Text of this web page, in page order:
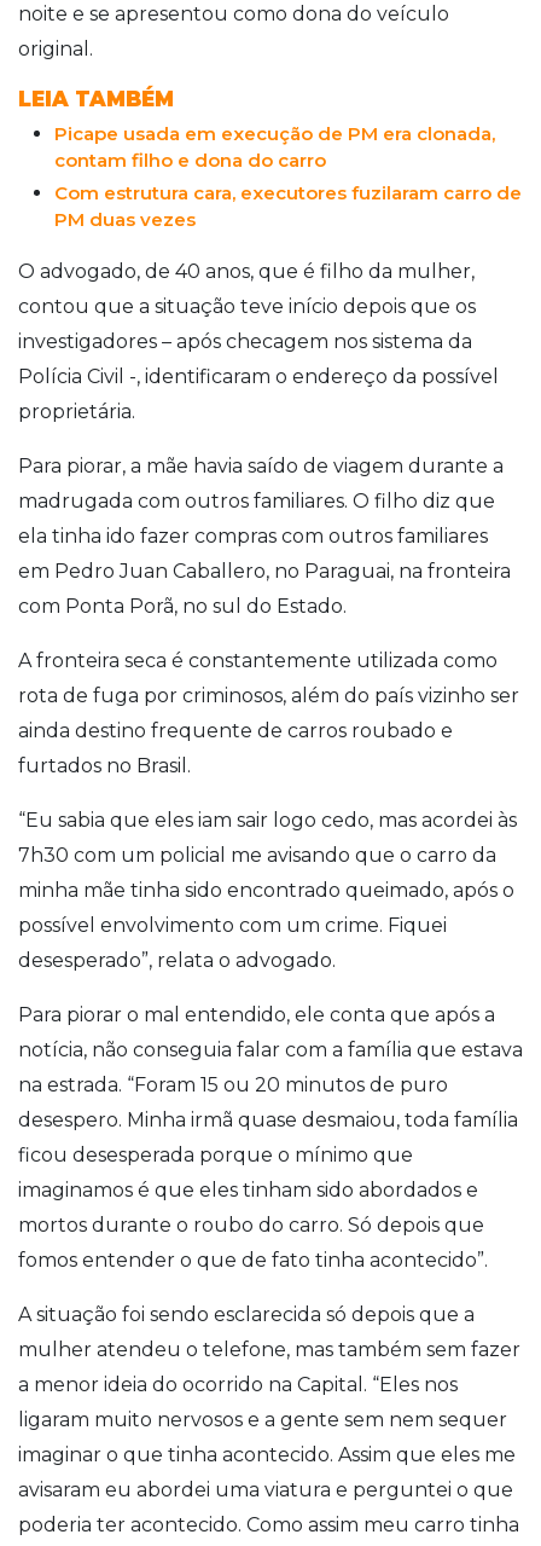
noite e se apresentou como dona do veículo
original.
LEIA TAMBÉM
Picape usada em execução de PM era clonada,
contam filho e dona do carro
Com estrutura cara, executores fuzilaram carro de
PM duas vezes
O advogado, de 40 anos, que é filho da mulher,
contou que a situação teve início depois que os
investigadores – após checagem nos sistema da
Polícia Civil -, identificaram o endereço da possível
proprietária.
Para piorar, a mãe havia saído de viagem durante a
madrugada com outros familiares. O filho diz que
ela tinha ido fazer compras com outros familiares
em Pedro Juan Caballero, no Paraguai, na fronteira
com Ponta Porã, no sul do Estado.
A fronteira seca é constantemente utilizada como
rota de fuga por criminosos, além do país vizinho ser
ainda destino frequente de carros roubado e
furtados no Brasil.
“Eu sabia que eles iam sair logo cedo, mas acordei às
7h30 com um policial me avisando que o carro da
minha mãe tinha sido encontrado queimado, após o
possível envolvimento com um crime. Fiquei
desesperado”, relata o advogado.
Para piorar o mal entendido, ele conta que após a
notícia, não conseguia falar com a família que estava
na estrada. “Foram 15 ou 20 minutos de puro
desespero. Minha irmã quase desmaiou, toda família
ficou desesperada porque o mínimo que
imaginamos é que eles tinham sido abordados e
mortos durante o roubo do carro. Só depois que
fomos entender o que de fato tinha acontecido”.
A situação foi sendo esclarecida só depois que a
mulher atendeu o telefone, mas também sem fazer
a menor ideia do ocorrido na Capital. “Eles nos
ligaram muito nervosos e a gente sem nem sequer
imaginar o que tinha acontecido. Assim que eles me
avisaram eu abordei uma viatura e perguntei o que
poderia ter acontecido. Como assim meu carro tinha